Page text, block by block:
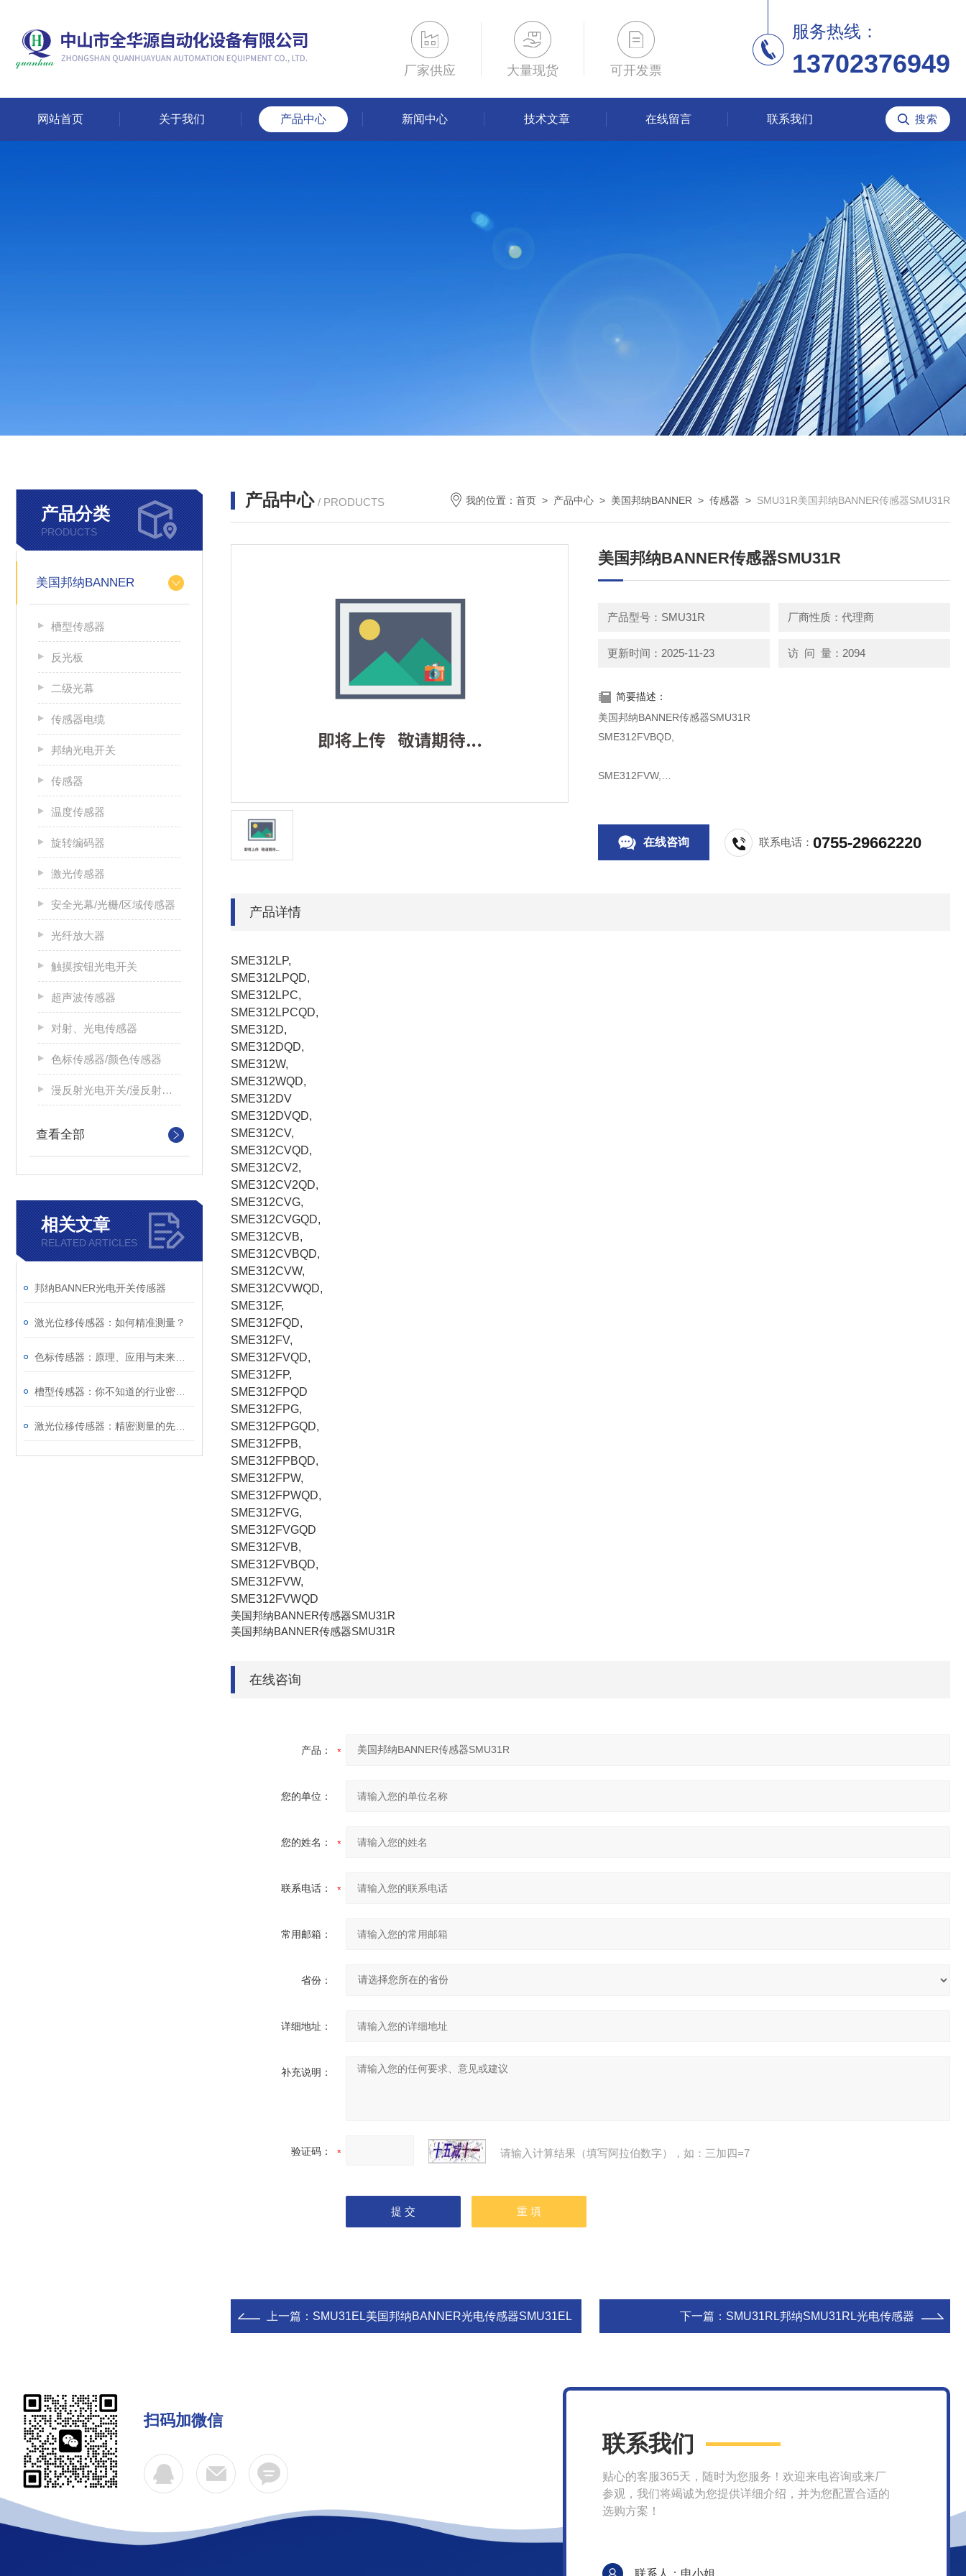
厂家供应 大量现货 可开发票
服务热线：
13702376949
网站首页 关于我们 产品中心 新闻中心 技术文章 在线留言 联系我们
产品分类
PRODUCTS
美国邦纳BANNER
槽型传感器
反光板
二级光幕
传感器电缆
邦纳光电开关
传感器
温度传感器
旋转编码器
激光传感器
安全光幕/光栅/区域传感器
光纤放大器
触摸按钮光电开关
超声波传感器
对射、光电传感器
色标传感器/颜色传感器
漫反射光电开关/漫反射光电传感器
查看全部
相关文章
RELATED ARTICLES
邦纳BANNER光电开关传感器
激光位移传感器：如何精准测量？
产品中心 / PRODUCTS 我的位置： 首页 > 产品中心 > 美国邦纳BANNER > 传感器 > SMU31R美国邦纳BANNER传感器SMU31R
美国邦纳BANNER传感器SMU31R
产品型号：SMU31R 厂商性质：代理商
更新时间：2025-11-23 访 问 量：2094
简要描述：
美国邦纳BANNER传感器SMU31R
SME312FVBQD,
SME312FVW,
在线咨询 联系电话：0755-29662220
产品详情
SME312LP,
SME312LPQD,
SME312LPC,
SME312LPCQD,
SME312D,
SME312DQD,
SME312W,
SME312WQD,
SME312DV
SME312DVQD,
SME312CV,
SME312CVQD,
SME312CV2,
SME312CV2QD,
SME312CVG,
SME312CVGQD,
SME312CVB,
SME312CVBQD,
SME312CVW,
SME312CVWQD,
SME312F,
SME312FQD,
SME312FV,
SME312FVQD,
SME312FP,
SME312FPQD
SME312FPG,
SME312FPGQD,
SME312FPB,
SME312FPBQD,
SME312FPW,
SME312FPWQD,
SME312FVG,
SME312FVGQD
SME312FVB,
SME312FVBQD,
SME312FVW,
SME312FVWQD
美国邦纳BANNER传感器SMU31R
美国邦纳BANNER传感器SMU31R
在线咨询
产品：
您的单位：
您的姓名：
联系电话：
常用邮箱：
省份：
详细地址：
补充说明：
验证码： 请输入计算结果（填写阿拉伯数字），如：三加四=7
上一篇： SMU31EL美国邦纳BANNER光电传感器SMU31EL 下一篇： SMU31RL邦纳SMU31RL光电传感器
扫码加微信
联系我们
贴心的客服365天，随时为您服务！欢迎来电咨询或来厂
参观，我们将竭诚为您提供详细介绍，并为您配置合适的
选购方案！
联系人：申小姐